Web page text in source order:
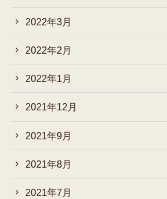
2022年3月
2022年2月
2022年1月
2021年12月
2021年9月
2021年8月
2021年7月